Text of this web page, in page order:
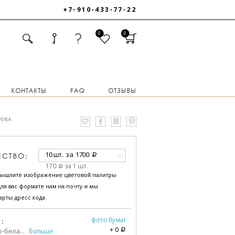
+7-910-433-77-22
0 0
КОНТАКТЫ FAQ ОТЗЫВЫ
10 шт. за 1700 a
170 a за 1 шт.
изображение цветовой палитры
вас формате нам на почту и мы
дресс кода.
фото бумаг
бела... больше +0 a